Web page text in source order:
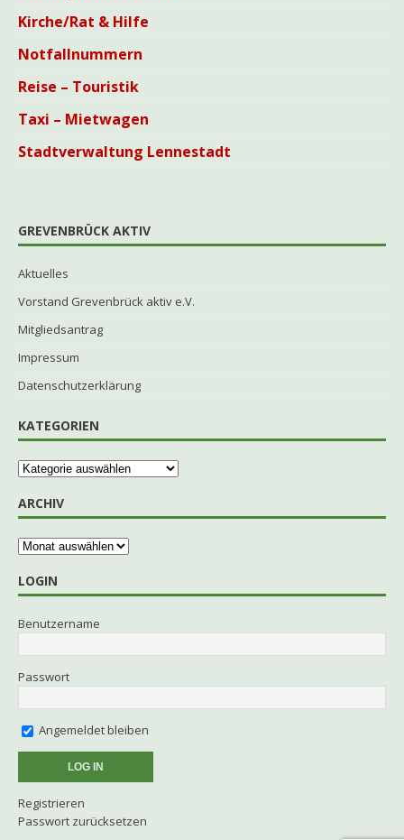
Kirche/Rat & Hilfe
Notfallnummern
Reise – Touristik
Taxi – Mietwagen
Stadtverwaltung Lennestadt
GREVENBRÜCK AKTIV
Aktuelles
Vorstand Grevenbrück aktiv e.V.
Mitgliedsantrag
Impressum
Datenschutzerklärung
KATEGORIEN
ARCHIV
LOGIN
Benutzername
Passwort
Angemeldet bleiben
Registrieren
Passwort zurücksetzen